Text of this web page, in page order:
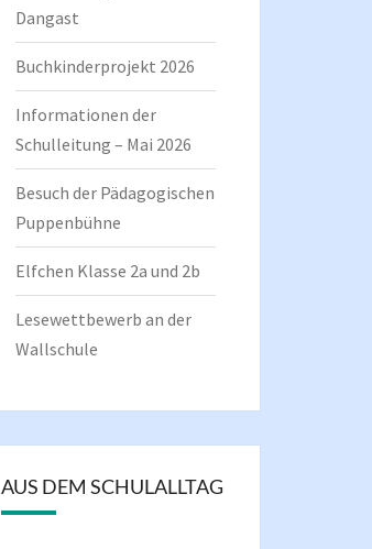
Dangast
Buchkinderprojekt 2026
Informationen der
Schulleitung – Mai 2026
Besuch der Pädagogischen
Puppenbühne
Elfchen Klasse 2a und 2b
Lesewettbewerb an der
Wallschule
AUS DEM SCHULALLTAG